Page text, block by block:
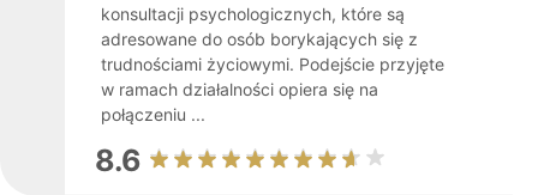
konsultacji psychologicznych, które są
adresowane do osób borykających się z
trudnościami życiowymi. Podejście przyjęte
w ramach działalności opiera się na
połączeniu ...
8.6